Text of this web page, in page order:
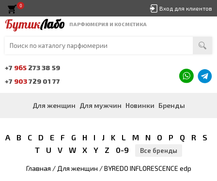
Вход для клиентов
БутикЛабо ПАРФЮМЕРИЯ И КОСМЕТИКА
+7 965 273 38 59
+7 903729 01 77
Для женщин Для мужчин Новинки Бренды
0
A B C D E F G H I J K L M N O P Q R
S
T
U V W X Y Z 0-9 Все бренды
Главная / Для женщин / BYREDO INFLORESCENCE edp